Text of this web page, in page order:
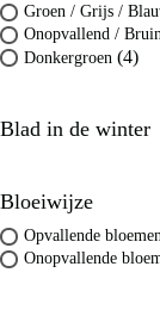
Groen / Grijs /
Onopvallend /
Donkergroen (4)
Blad in de winter
Bloeiwijze
Opvallende
Onopvallende